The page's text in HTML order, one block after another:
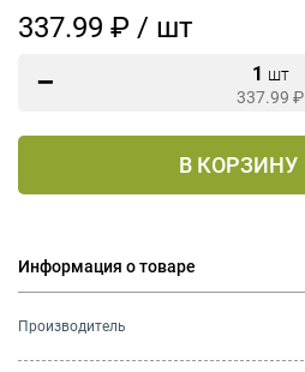
337.99 ₽ / шт
1 шт
337.99 ₽
В КОРЗИНУ
Информация о товаре
Производитель